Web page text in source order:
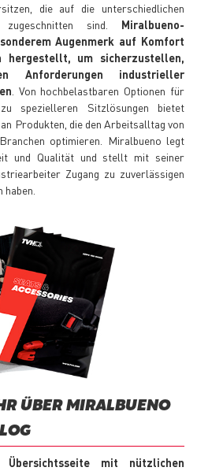
die auf die unterschiedlichen
zugeschnitten sind. Miralbueno-
Augenmerk auf Komfort
hergestellt, um sicherzustellen,
Anforderungen industrieller
. Von hochbelastbaren Optionen für
spezielleren Sitzlösungen bietet
Produkten, die den Arbeitsalltag von
optimieren. Miralbueno legt
und Qualität und stellt mit seiner
Zugang zu zuverlässigen
ÜBER MIRALBUENO
mit nützlichen